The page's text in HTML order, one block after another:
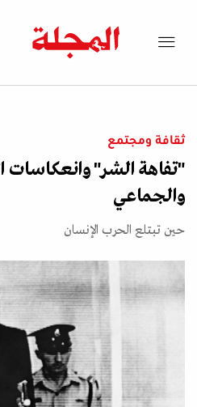
ثقافة ومجتمع
"تفاهة الشر" وانعكاسات
والجماعي
حين تبتلع الحرب الإنسان